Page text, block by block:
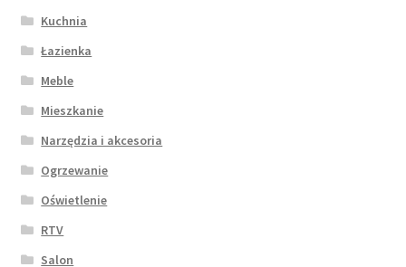
Kuchnia
Łazienka
Meble
Mieszkanie
Narzędzia i akcesoria
Ogrzewanie
Oświetlenie
RTV
Salon